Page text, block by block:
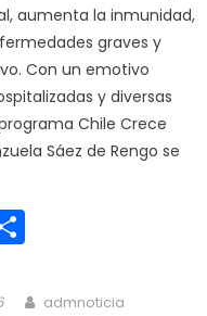
aumenta la inmunidad,
graves y
Con un emotivo
y diversas
Chile Crece
Sáez de Rengo se
Author
admnoticia